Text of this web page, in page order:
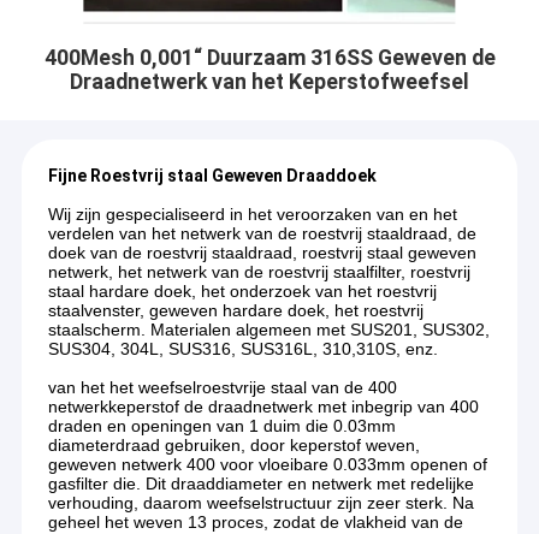
400Mesh 0,001“ Duurzaam 316SS Geweven de
Draadnetwerk van het Keperstofweefsel
Fijne Roestvrij staal Geweven Draaddoek
Wij zijn gespecialiseerd in het veroorzaken van en het
verdelen van het netwerk van de roestvrij staaldraad, de
doek van de roestvrij staaldraad, roestvrij staal geweven
netwerk, het netwerk van de roestvrij staalfilter, roestvrij
staal hardare doek, het onderzoek van het roestvrij
staalvenster, geweven hardare doek, het roestvrij
staalscherm. Materialen algemeen met SUS201, SUS302,
SUS304, 304L, SUS316, SUS316L, 310,310S, enz.
van het het weefselroestvrije staal van de 400
netwerkkeperstof de draadnetwerk met inbegrip van 400
draden en openingen van 1 duim die 0.03mm
diameterdraad gebruiken, door keperstof weven,
geweven netwerk 400 voor vloeibare 0.033mm openen of
gasfilter die. Dit draaddiameter en netwerk met redelijke
verhouding, daarom weefselstructuur zijn zeer sterk. Na
geheel het weven 13 proces, zodat de vlakheid van de